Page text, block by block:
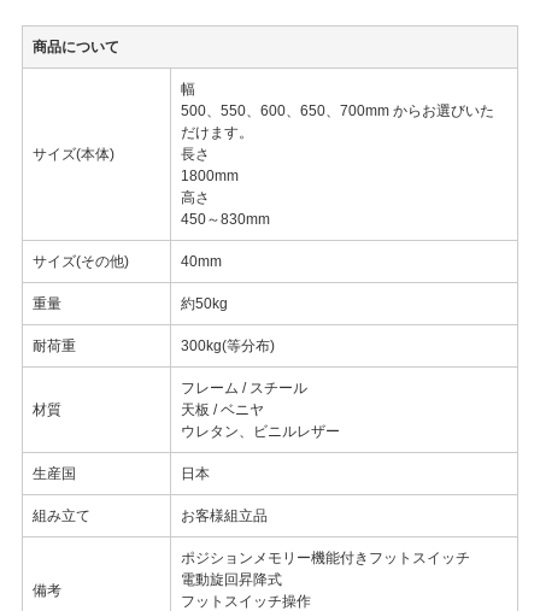
商品について
サイズ(本体)
幅
500、550、600、650、700mm からお選びいた
だけます。
長さ
1800mm
高さ
450～830mm
サイズ(その他) 40mm
重量 約50kg
耐荷重 300kg(等分布)
材質
フレーム / スチール
天板 / ベニヤ
ウレタン、ビニルレザー
生産国 日本
組み立て お客様組立品
備考
ポジションメモリー機能付きフットスイッチ
電動旋回昇降式
フットスイッチ操作